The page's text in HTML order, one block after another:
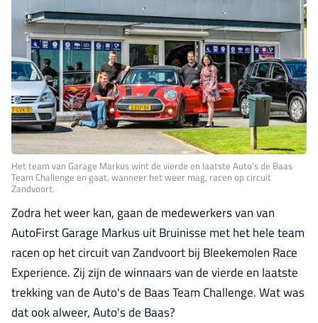
Het team van Garage Markus wint de vierde en laatste Auto's de Baas
Team Challenge en gaat, wanneer het weer mag, racen op circuit
Zandvoort.
Zodra het weer kan, gaan de medewerkers van van
AutoFirst Garage Markus uit Bruinisse met het hele team
racen op het circuit van Zandvoort bij Bleekemolen Race
Experience. Zij zijn de winnaars van de vierde en laatste
trekking van de Auto's de Baas Team Challenge. Wat was
dat ook alweer, Auto's de Baas?